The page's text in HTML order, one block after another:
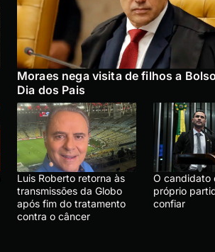
Moraes nega visita de filhos a
Dia dos Pais
Luis Roberto retorna às
transmissões da Globo
após fim do tratamento
contra o câncer
O candidato
próprio
confiar